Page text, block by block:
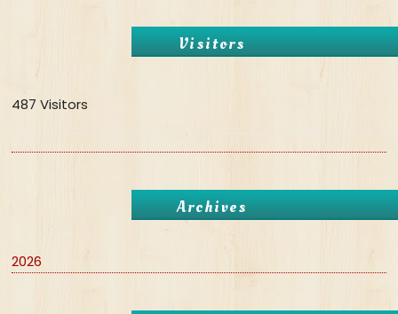
Visitors
487 Visitors
Archives
2026